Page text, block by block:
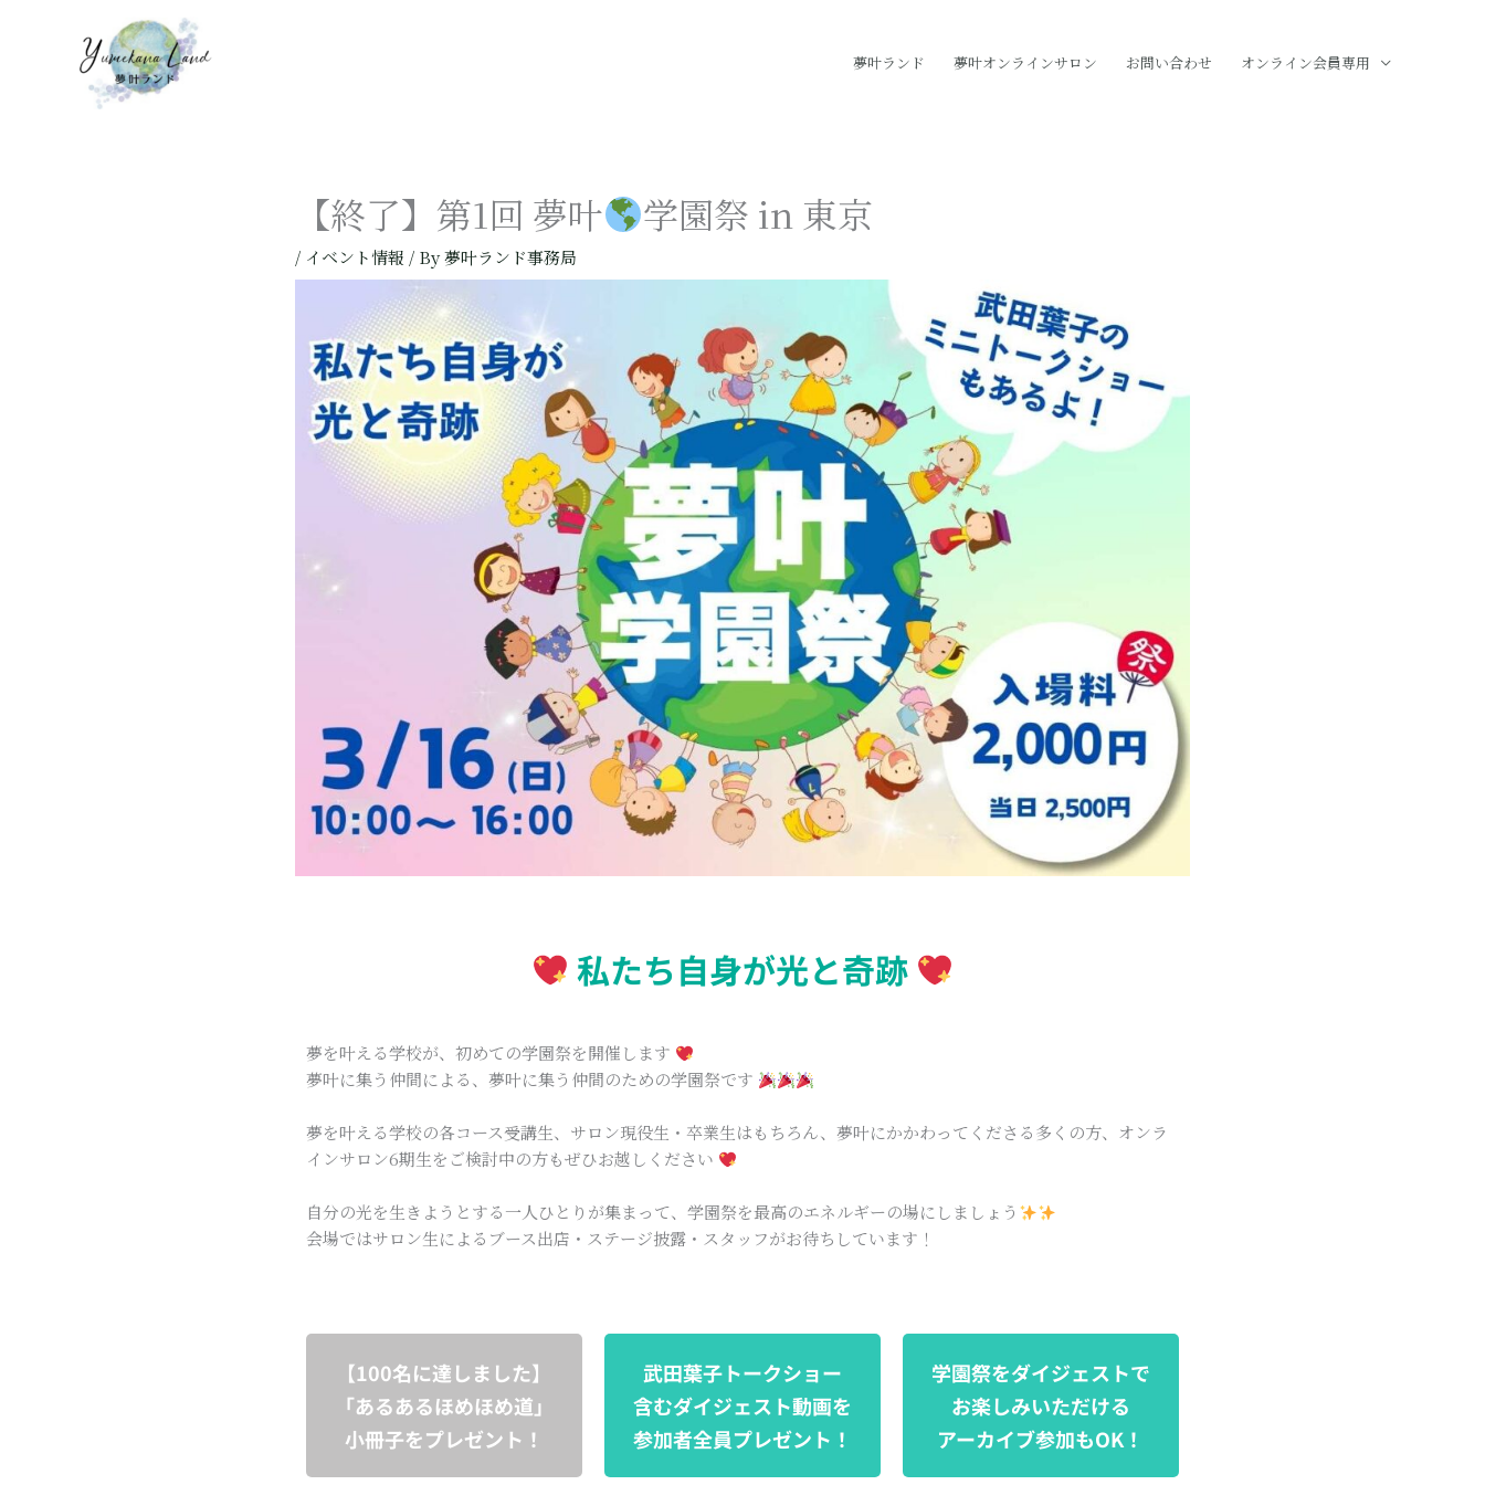
夢叶ランド 夢叶オンラインサロン お問い合わせ オンライン会員専用
【終了】第1回 夢叶 学園祭 in 東京
/ イベント情報 / By夢叶ランド事務局
私たち自身が光と奇跡
夢を叶える学校が、初めての学園祭を開催します
夢叶に集う仲間による、夢叶に集う仲間のための学園祭です
夢を叶える学校の各コース受講生、サロン現役生・卒業生はもちろん、夢叶にかかわってくださる多くの方、オンラ
インサロン6期生をご検討中の方もぜひお越しください
自分の光を生きようとする一人ひとりが集まって、学園祭を最高のエネルギーの場にしましょう
会場ではサロン生によるブース出店・ステージ披露・スタッフがお待ちしています！
【100名に達しました】
「あるあるほめほめ道」
小冊子をプレゼント！
武田葉子トークショー
含むダイジェスト動画を
参加者全員プレゼント！
学園祭をダイジェストで
お楽しみいただける
アーカイブ参加もOK！